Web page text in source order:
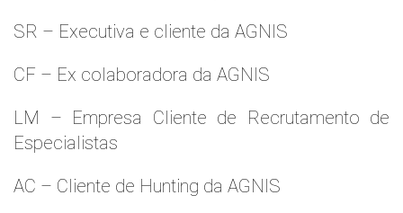
SR – Executiva e cliente da AGNIS
CF – Ex colaboradora da AGNIS
LM – Empresa Cliente de Recrutamento de
Especialistas
AC – Cliente de Hunting da AGNIS